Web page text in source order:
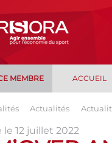
MEMBRE ACCUEIL
Actualités
le 12 juillet 2022